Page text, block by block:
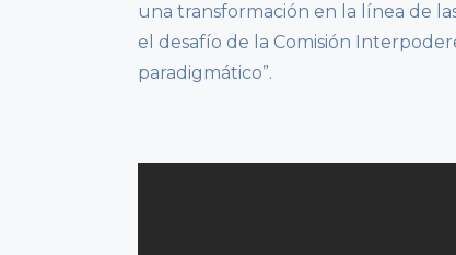
una transformación en la línea de
el desafío de la Comisión
paradigmático”.